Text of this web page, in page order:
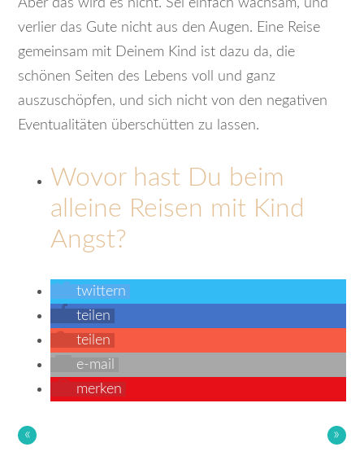
Aber das wird es nicht. Sei einfach wachsam, und
verlier das Gute nicht aus den Augen. Eine Reise
gemeinsam mit Deinem Kind ist dazu da, die
schönen Seiten des Lebens voll und ganz
auszuschöpfen, und sich nicht von den negativen
Eventualitäten überschütten zu lassen.
Wovor hast Du beim
alleine Reisen mit Kind
Angst?
twittern
teilen
teilen
e-mail
merken
« »